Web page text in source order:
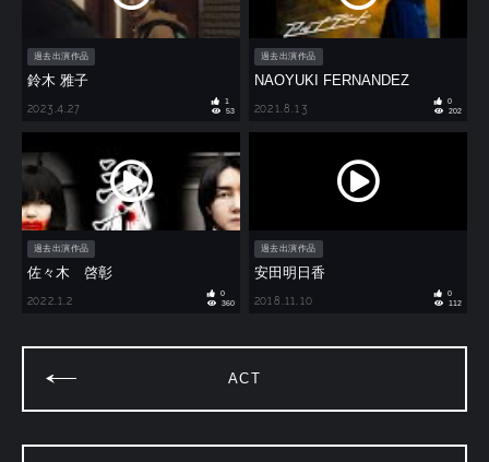
過去出演作品
鈴木 雅子
2023.4.27
1
53
過去出演作品
NAOYUKI FERNANDEZ
2021.8.13
0
202
過去出演作品
佐々木 啓彰
2022.1.2
0
360
過去出演作品
安田明日香
2018.11.10
0
112
ACT